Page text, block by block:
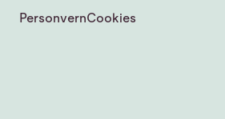
PersonvernCookies